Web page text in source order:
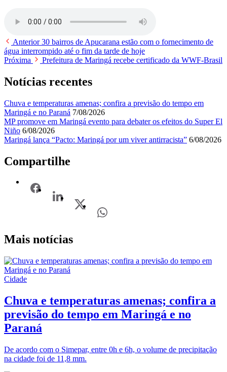
Anterior30 bairros de Apucarana estão com o fornecimento de
água interrompido até o fim da tarde de hoje
Próxima
Prefeitura de Maringá recebe certificado da WWF-Brasil
Notícias recentes
Chuva e temperaturas amenas; confira a previsão do tempo em
Maringá e no Paraná 7/08/2026
MP promove em Maringá evento para debater os efeitos do Super El
Niño 6/08/2026
Maringá lança “Pacto: Maringá por um viver antirracista” 6/08/2026
Compartilhe
Mais notícias
Cidade
Chuva e temperaturas amenas; confira a
previsão do tempo em Maringá e no
Paraná
De acordo com o Simepar, entre 0h e 6h, o volume de precipitação
na cidade foi de 11,8 mm.